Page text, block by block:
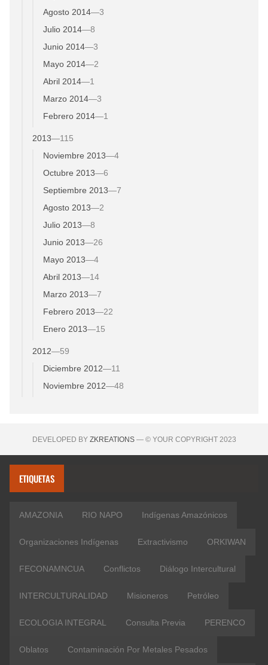
Agosto 2014—3
Julio 2014—8
Junio 2014—3
Mayo 2014—2
Abril 2014—1
Marzo 2014—3
Febrero 2014—1
2013—115
Noviembre 2013—4
Octubre 2013—6
Septiembre 2013—7
Agosto 2013—2
Julio 2013—8
Junio 2013—26
Mayo 2013—4
Abril 2013—14
Marzo 2013—7
Febrero 2013—22
Enero 2013—15
2012—59
Diciembre 2012—11
Noviembre 2012—48
DEVELOPED BY ZKREATIONS— © YOUR COPYRIGHT 2023
ETIQUETAS
AMAZONIA RIO NAPO Indígenas Amazónicos
Organizaciones Indígenas Extractivismo ORKIWAN
FECONAMNCUA Conflictos Diálogo Intercultural
INTERCULTURALIDAD Misioneros Petróleo
ECOLOGIA INTEGRAL Consulta Previa PERENCO
Oblatos Contaminación Por Metales Pesados